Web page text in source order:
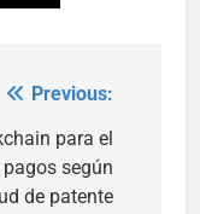
Previous:
para el
según
de patente